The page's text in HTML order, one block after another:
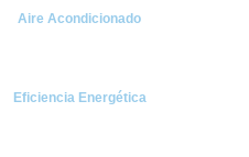
Aire Acondicionado
Eficiencia Energética